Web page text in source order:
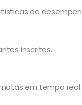
de
inscritos.
em tempo real.